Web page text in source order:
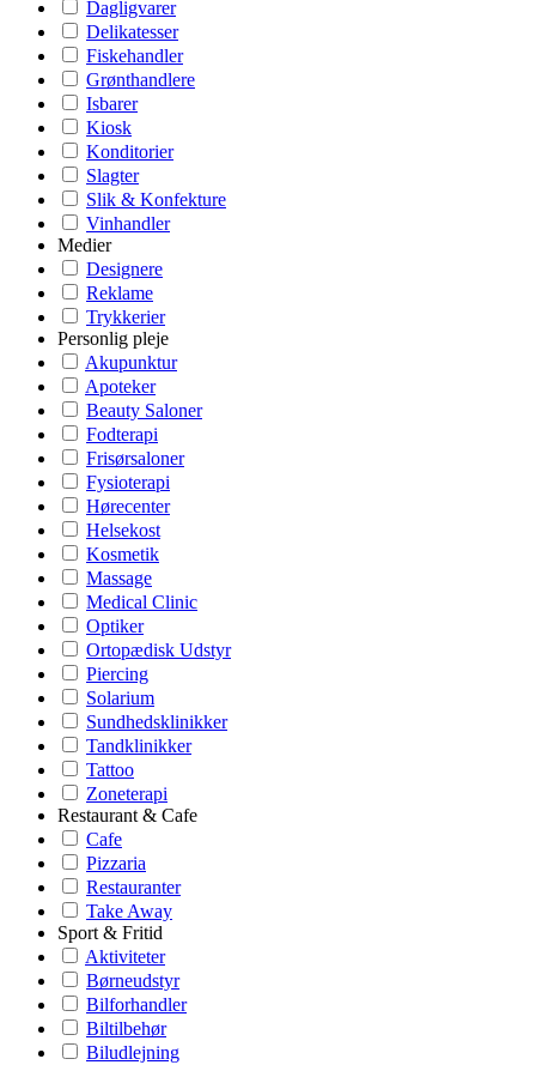
Dagligvarer
Delikatesser
Fiskehandler
Grønthandlere
Isbarer
Kiosk
Konditorier
Slagter
Slik & Konfekture
Vinhandler
Medier
Designere
Reklame
Trykkerier
Personlig pleje
Akupunktur
Apoteker
Beauty Saloner
Fodterapi
Frisørsaloner
Fysioterapi
Hørecenter
Helsekost
Kosmetik
Massage
Medical Clinic
Optiker
Ortopædisk Udstyr
Piercing
Solarium
Sundhedsklinikker
Tandklinikker
Tattoo
Zoneterapi
Restaurant & Cafe
Cafe
Pizzaria
Restauranter
Take Away
Sport & Fritid
Aktiviteter
Børneudstyr
Bilforhandler
Biltilbehør
Biludlejning